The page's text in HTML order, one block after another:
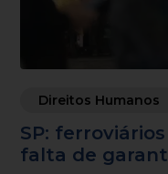
Direitos Humanos
SP:
falta de